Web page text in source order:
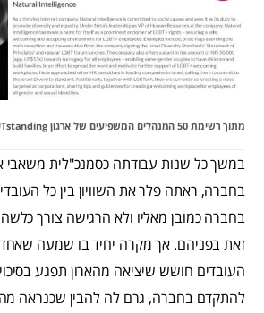
מתוך רשימת 50 המנהלים המשפיעים של ארגון OUTstanding
במשך כל שנות עבודתה כסמנכ"לית משאבי
בחברה, ראתה פלר את השוויון בין כל
בחברה כמובן מאליו ולא הרגישה צורך
זאת בפניהם. אך מקרה יחיד בו שמעה שאחד
העובדים חושש שיציאה מהארון תפגע
להתקדם בחברה, גרם לה להבין שכנראה